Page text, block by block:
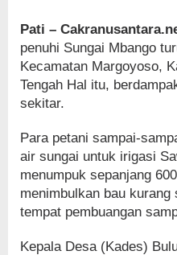
Pati –
penuhi Sungai Mbango
Kecamatan Margoyoso,
Tengah Hal itu,
sekitar.
Para petani sampai-
air sungai untuk irigasi
menumpuk sepanjang
menimbulkan bau
tempat pembuangan
Kepala Desa (Kades)